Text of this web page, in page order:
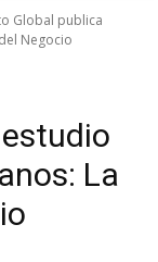
Global publica
Negocio
La